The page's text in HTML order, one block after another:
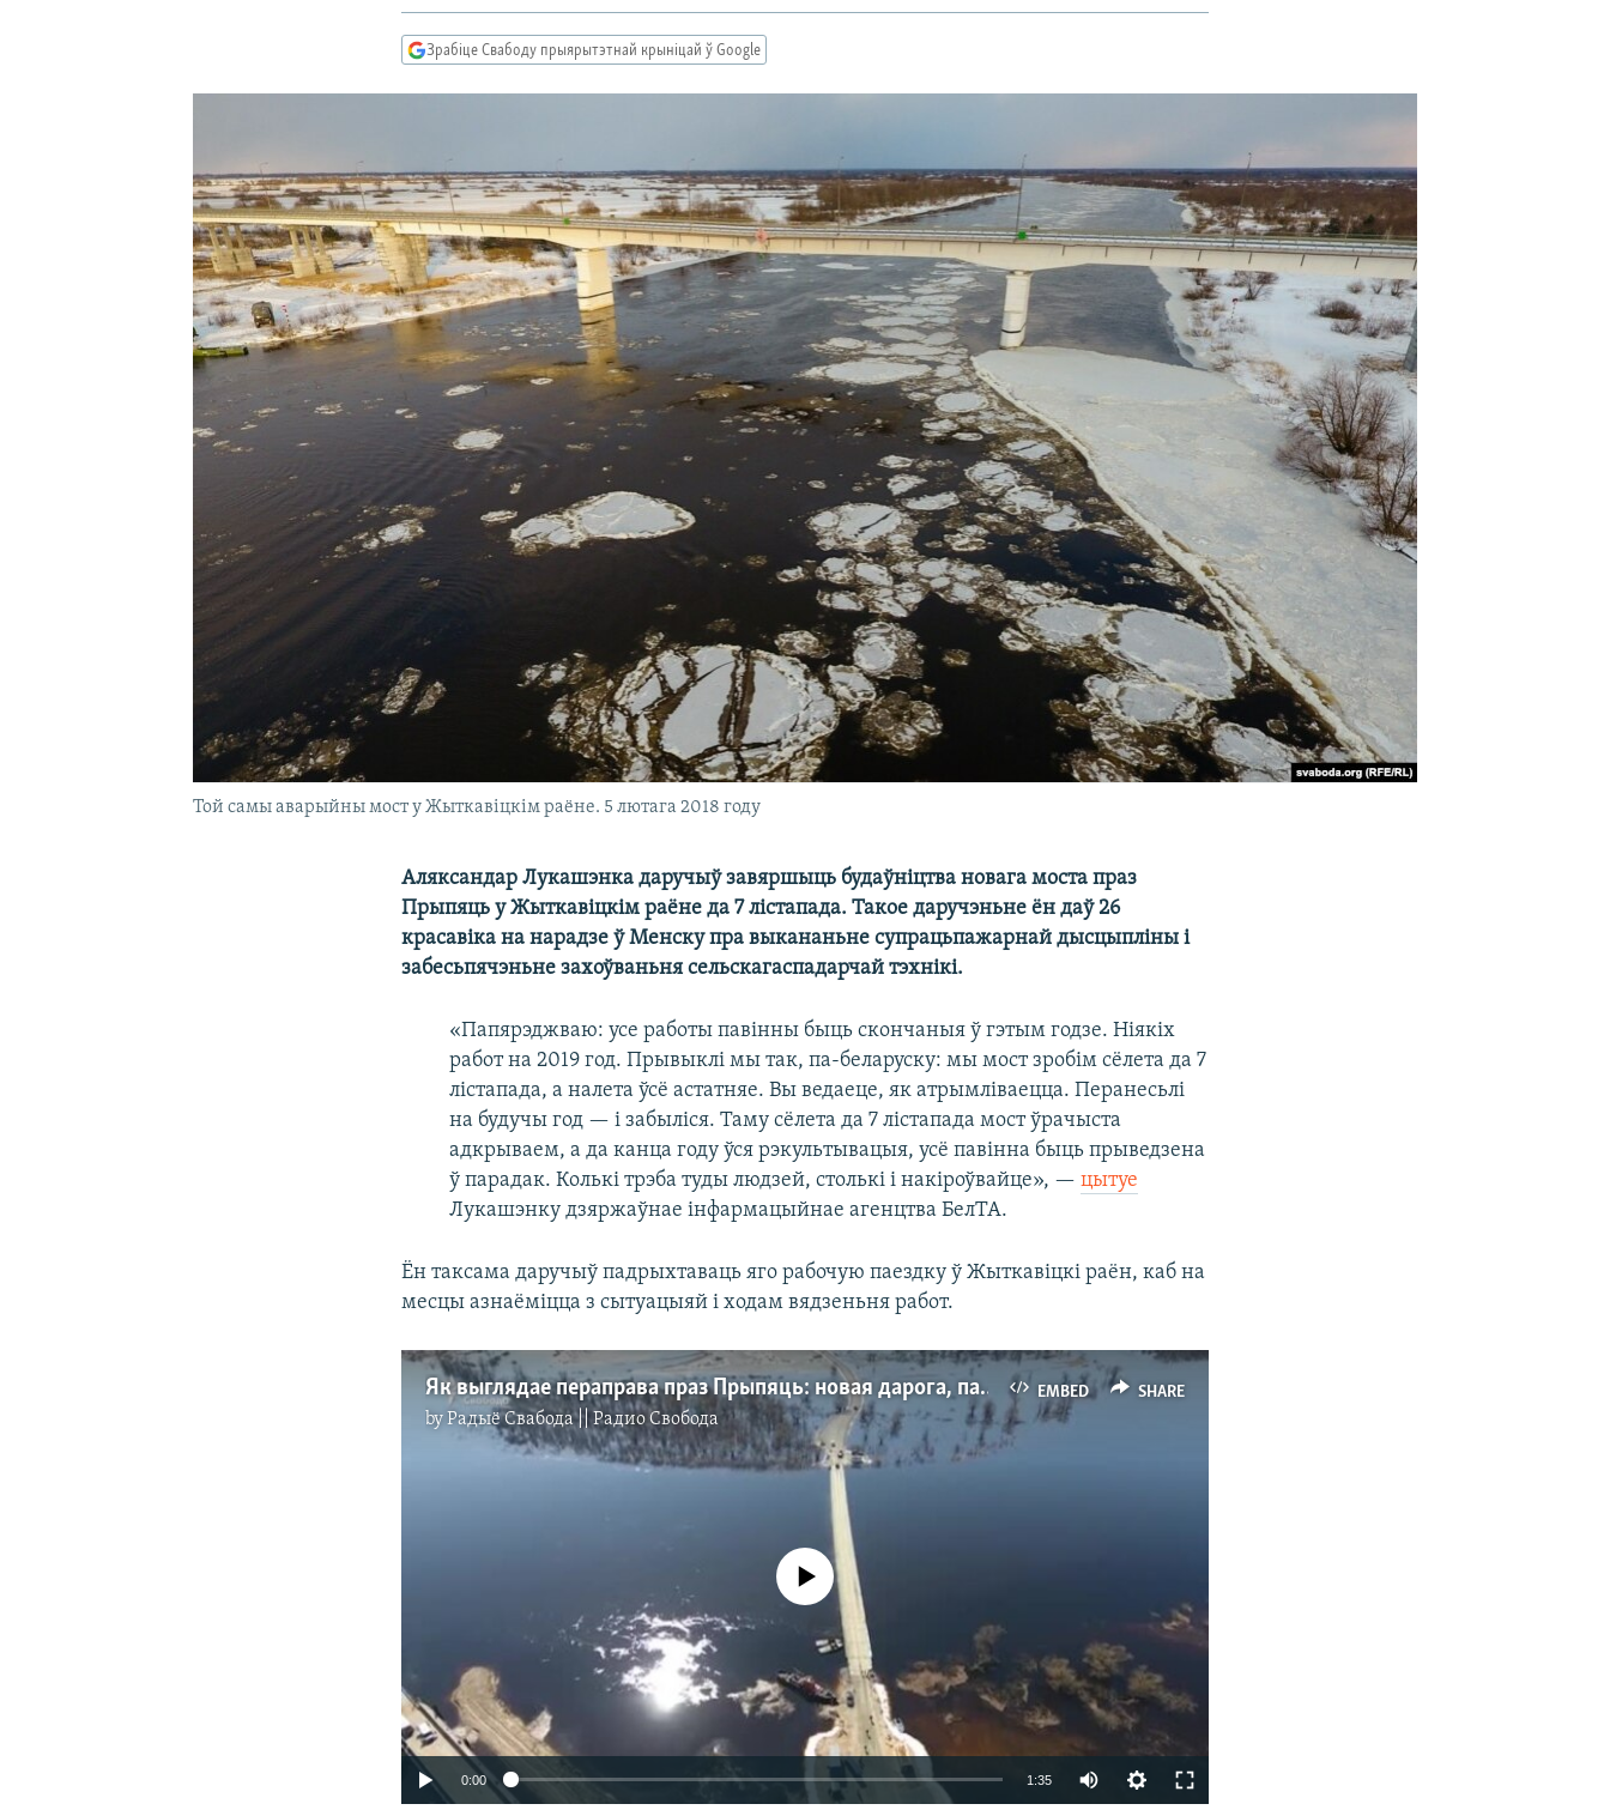
Зрабіце Свабоду прыярытэтнай крыніцай ў Google
Той самы аварыйны мост у Жыткавіцкім раёне. 5 лютага 2018 году
Аляксандар Лукашэнка даручыў завяршыць будаўніцтва новага моста праз
Прыпяць у Жыткавіцкім раёне да 7 лістапада. Такое даручэньне ён даў 26
красавіка на нарадзе ў Менску пра выкананьне супрацьпажарнай дысцыпліны і
забесьпячэньне захоўваньня сельскагаспадарчай тэхнікі.
«Папярэджваю: усе работы павінны быць скончаныя ў гэтым годзе. Ніякіх
работ на 2019 год. Прывыклі мы так, па-беларуску: мы мост зробім сёлета да 7
лістапада, а налета ўсё астатняе. Вы ведаеце, як атрымліваецца. Перанесьлі
на будучы год — і забыліся. Таму сёлета да 7 лістапада мост ўрачыста
адкрываем, а да канца году ўся рэкультывацыя, усё павінна быць прыведзена
ў парадак. Колькі трэба туды людзей, столькі і накіроўвайце», —цытуе
Лукашэнку дзяржаўнае інфармацыйнае агенцтва БелТА.
Ён таксама даручыў падрыхтаваць яго рабочую паездку ў Жыткавіцкі раён, каб на
месцы азнаёміцца з сытуацыяй і ходам вядзеньня работ.
EMBED SHARE
Як выглядае пераправа праз Прыпяць: новая дарога, паром, пантон і разбураны мост
byРадыё Свабода || Радио Свобода
No media source currently available
0:00 1:35